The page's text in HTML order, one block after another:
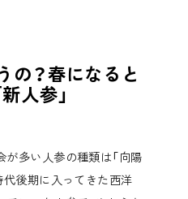
の？春になると
人参」
多い人参の種類は「向陽
代後期に入ってきた西洋